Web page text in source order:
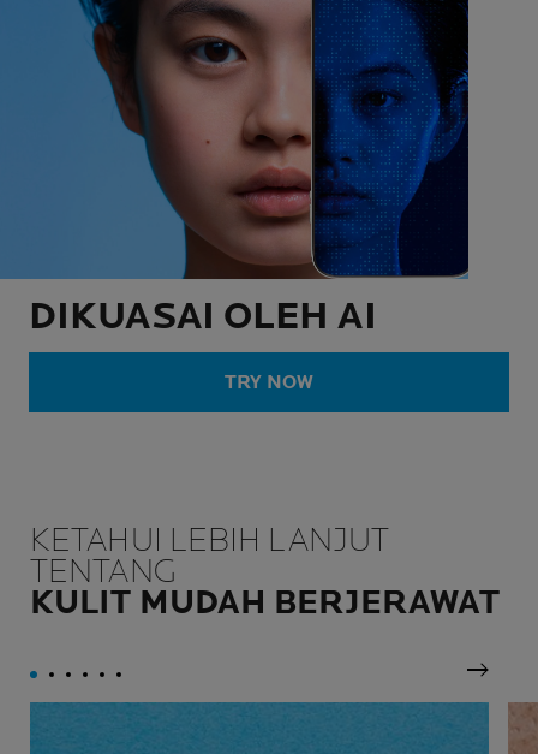
DIKUASAI OLEH AI
TRY NOW
KETAHUI LEBIH LANJUT
TENTANG
KULIT MUDAH BERJERAWAT
Panel